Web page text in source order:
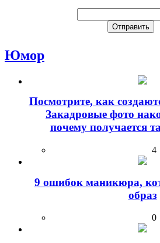
Юмор
Посмотрите, как
Закадровые фото
почему получается
4
9 ошибок маникюра,
образ
0